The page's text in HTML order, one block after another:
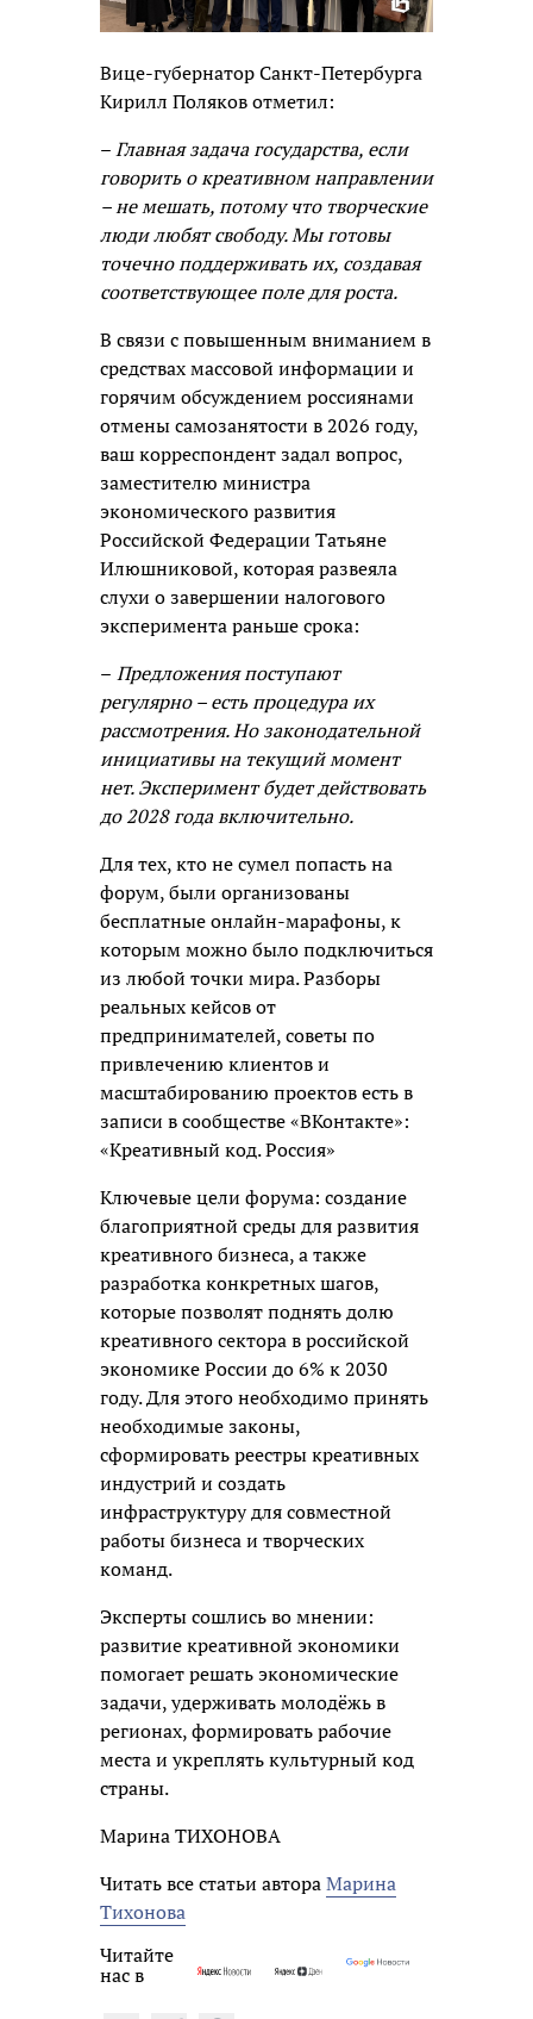
Вице-губернатор Санкт-Петербурга
Кирилл Поляков отметил:
–Главная задача государства, если
говорить о креативном направлении
– не мешать, потому что творческие
люди любят свободу. Мы готовы
точечно поддерживать их, создавая
соответствующее поле для роста.
В связи с повышенным вниманием в
средствах массовой информации и
горячим обсуждением россиянами
отмены самозанятости в 2026 году,
ваш корреспондент задал вопрос,
заместителю министра
экономического развития
Российской Федерации Татьяне
Илюшниковой, которая развеяла
слухи о завершении налогового
эксперимента раньше срока:
– Предложения поступают
регулярно – есть процедура их
рассмотрения. Но законодательной
инициативы на текущий момент
нет. Эксперимент будет действовать
до 2028 года включительно.
Для тех, кто не сумел попасть на
форум, были организованы
бесплатные онлайн-марафоны, к
которым можно было подключиться
из любой точки мира. Разборы
реальных кейсов от
предпринимателей, советы по
привлечению клиентов и
масштабированию проектов есть в
записи в сообществе «ВКонтакте»:
«Креативный код. Россия»
Ключевые цели форума: создание
благоприятной среды для развития
креативного бизнеса, а также
разработка конкретных шагов,
которые позволят поднять долю
креативного сектора в российской
экономике России до 6% к 2030
году. Для этого необходимо принять
необходимые законы,
сформировать реестры креативных
индустрий и создать
инфраструктуру для совместной
работы бизнеса и творческих
команд.
Эксперты сошлись во мнении:
развитие креативной экономики
помогает решать экономические
задачи, удерживать молодёжь в
регионах, формировать рабочие
места и укреплять культурный код
страны.
Марина ТИХОНОВА
Читать все статьи автораМарина
Тихонова
Читайте
нас в